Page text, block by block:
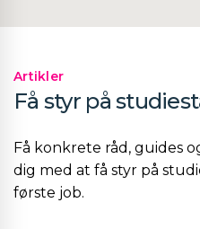
Artikler
Få styr på
Få konkrete råd, guides
dig med at få styr på
første job.